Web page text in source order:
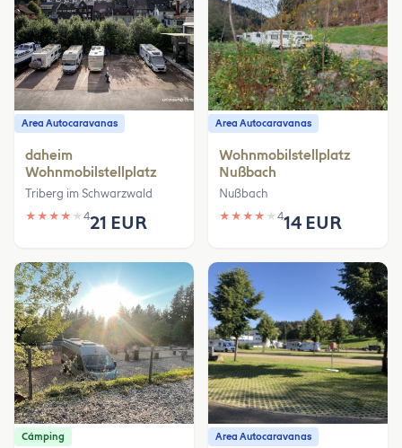
Area Autocaravanas
daheim
Wohnmobilstellplatz
Triberg im Schwarzwald
★ ★ ★ ★ ★ 421 EUR
Area Autocaravanas
Wohnmobilstellplatz
Nußbach
Nußbach
★ ★ ★ ★ ★ 414 EUR
Cámping Area Autocaravanas